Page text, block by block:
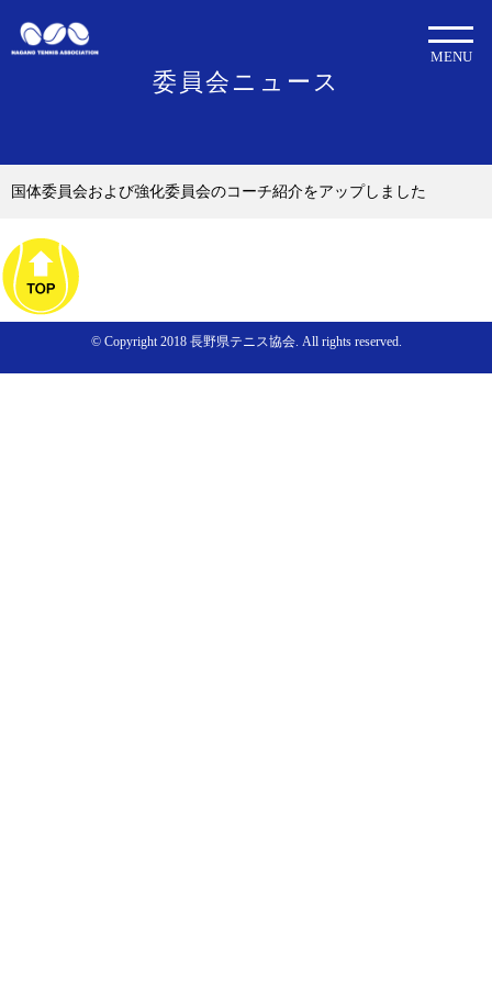
委員会ニュース
MENU
国体委員会および強化委員会のコーチ紹介をアップしました
© Copyright 2018 長野県テニス協会. All rights reserved.